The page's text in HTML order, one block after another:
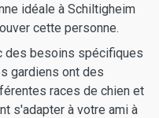
idéale à Schiltigheim
cette personne.
des besoins spécifiques
gardiens ont des
races de chien et
s'adapter à votre ami à